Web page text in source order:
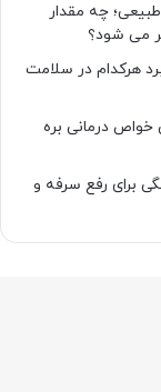
چه مقدار
می شود؟
هرکدام در سلامت
درمانی بره
طبیعی و خانگی برای رفع سرفه و